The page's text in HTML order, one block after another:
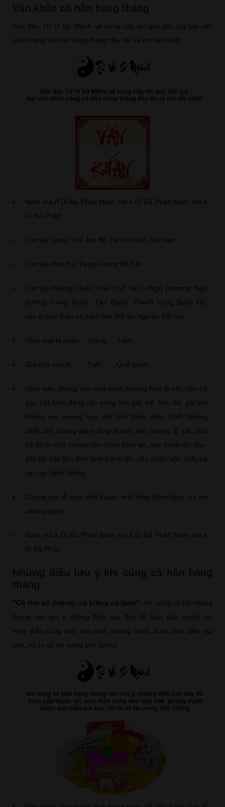
Văn khấn cô hồn hàng tháng
Sau đây Tử Vi Số Mệnh sẽ cung cấp tới quý độc giả bài văn
khấn cúng cô hồn hàng tháng đầy đủ và chi tiết nhất!
Nam mô A Di Đà Phật! Nam mô A Di Đà Phật! Nam mô A
Di Đà Phật!
Con lạy Quan Thế Âm Bồ Tát cứu khổ cứu nạn.
Con lạy Đức Đại Tạng vương Bồ Tát.
Con lạy Hoàng Thiên, Hậu Thổ, các vị Ngũ phương, Ngũ
hướng, Long Mạch, Táo Quân, Thanh Long Bạch Hổ,
các vị chư thần và thần linh thổ địa ngụ tại đất này.
Hôm nay là ngày.....tháng......năm......
Gia chủ con là........Tuổi........Quê quán........
Hôm nay, chúng con sửa soạn hương hoa lễ vật, tiền hồ
gạo hột kính dâng các vong linh già, trẻ, lớn, bé, gái trai
không nơi nương tựa, đói khổ thiếu thốn, chết đường
chết chợ chứng giám lòng thành, thụ hưởng lễ vật, phù
hộ độ trì cho chúng con được bình an, sức khỏe dồi dào,
đắc tài đắc lộc, đón lành tránh dữ, cầu được ước thấy và
vạn sự hanh thông.
Chúng con lễ mọn tâm thành, một lòng thành tâm, cúi xin
chứng giám!
Nam mô A Di Đà Phật! Nam mô A Di Đà Phật! Nam mô A
Di Đà Phật!
Những điều lưu ý khi cúng cô hồn hàng
tháng
"Có thờ có thiêng, có kiêng có lành"
, khi cúng cô hồn hàng
tháng nên lưu ý những điều sau đây để luôn gặp thuận lợi,
may mắn cũng như hạn chế, phòng tránh được mọi điều xui
xẻo, rủi ro và tai ương khó lường.